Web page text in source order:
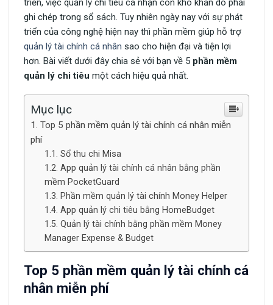
ghi chép trong sổ sách. Tuy nhiên ngày nay với sự phát
triển của công nghệ hiện nay thì phần mềm giúp hỗ trợ
quản lý tài chính cá nhân sao cho hiện đại và tiện lợi
hơn. Bài viết dưới đây chia sẻ với bạn về 5 phần mềm
quản lý chi tiêu một cách hiệu quả nhất.
Mục lục
Top 5 phần mềm quản lý tài chính cá nhân miễn
phí
Sổ thu chi Misa
App quản lý tài chính cá nhân bằng phần
mềm PocketGuard
Phần mềm quản lý tài chính Money Helper
App quản lý chi tiêu bằng HomeBudget
Quản lý tài chính bằng phần mềm Money
Manager Expense & Budget
Top 5 phần mềm quản lý tài chính cá
nhân miễn phí